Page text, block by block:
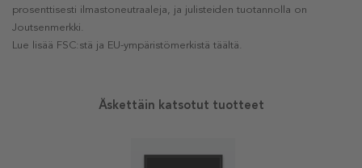
prosenttisesti ilmastoneutraaleja, ja julisteiden tuotannolla on
Joutsenmerkki.
Lue lisää FSC:stä ja EU-ympäristömerkistä täältä.
Äskettäin katsotut tuotteet